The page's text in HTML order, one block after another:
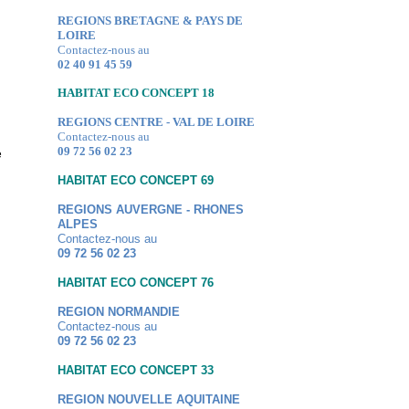
REGIONS BRETAGNE & PAYS DE
LOIRE
Contactez-nous au
02 40 91 45 59
HABITAT ECO CONCEPT 18
REGIONS CENTRE - VAL DE LOIRE
Contactez-nous au
09 72 56 02 23
HABITAT ECO CONCEPT 69
REGIONS AUVERGNE - RHONES
ALPES
Contactez-nous au
09 72 56 02 23
HABITAT ECO CONCEPT 76
REGION NORMANDIE
Contactez-nous au
09 72 56 02 23
HABITAT ECO CONCEPT 33
REGION NOUVELLE AQUITAINE